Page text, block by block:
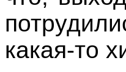
какая-то